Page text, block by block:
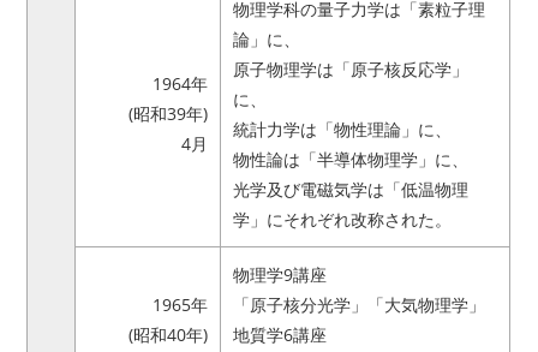
1964年
(昭和39年)
4月
物理学科の量子力学は「素粒子理
論」に、
原子物理学は「原子核反応学」
に、
統計力学は「物性理論」に、
物性論は「半導体物理学」に、
光学及び電磁気学は「低温物理
学」にそれぞれ改称された。
1965年
(昭和40年)
物理学9講座
「原子核分光学」「大気物理学」
地質学6講座